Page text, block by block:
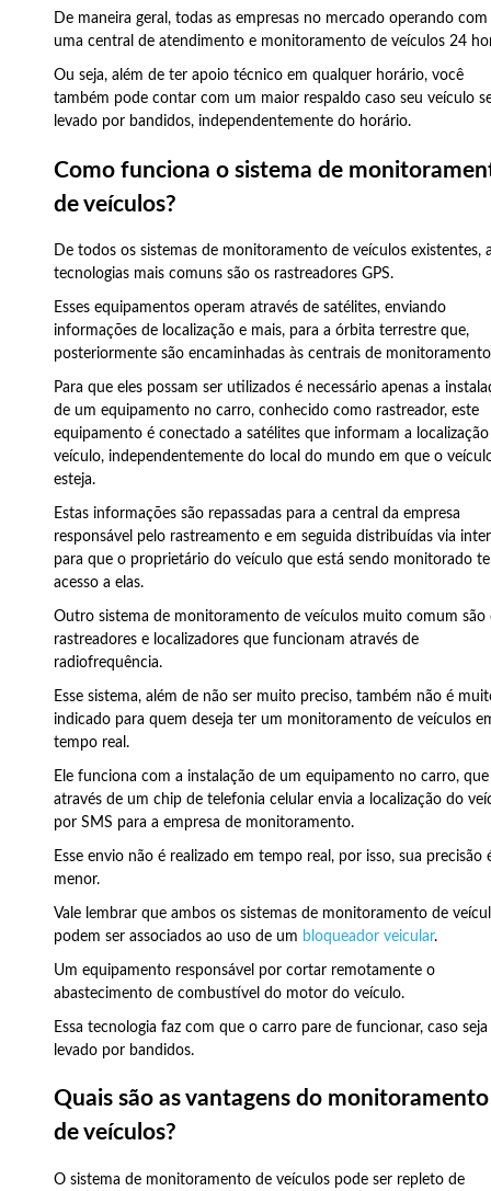
De maneira geral, todas as empresas no mercado operando com
uma central de atendimento e monitoramento de veículos 24
Ou seja, além de ter apoio técnico em qualquer horário, você
também pode contar com um maior respaldo caso seu veículo
levado por bandidos, independentemente do horário.
Como funciona o sistema de
de veículos?
De todos os sistemas de monitoramento de veículos existentes,
tecnologias mais comuns são os rastreadores GPS.
Esses equipamentos operam através de satélites, enviando
informações de localização e mais, para a órbita terrestre que,
posteriormente são encaminhadas às centrais de
Para que eles possam ser utilizados é necessário apenas a
de um equipamento no carro, conhecido como rastreador, este
equipamento é conectado a satélites que informam a
veículo, independentemente do local do mundo em que o
esteja.
Estas informações são repassadas para a central da empresa
responsável pelo rastreamento e em seguida distribuídas via
para que o proprietário do veículo que está sendo monitorado
acesso a elas.
Outro sistema de monitoramento de veículos muito comum são
rastreadores e localizadores que funcionam através de
radiofrequência.
Esse sistema, além de não ser muito preciso, também não é
indicado para quem deseja ter um monitoramento de veículos
tempo real.
Ele funciona com a instalação de um equipamento no carro, que
através de um chip de telefonia celular envia a localização do
por SMS para a empresa de monitoramento.
Esse envio não é realizado em tempo real, por isso, sua precisão
menor.
Vale lembrar que ambos os sistemas de monitoramento de
podem ser associados ao uso de um bloqueador veicular.
Um equipamento responsável por cortar remotamente o
abastecimento de combustível do motor do veículo.
Essa tecnologia faz com que o carro pare de funcionar, caso seja
levado por bandidos.
Quais são as vantagens do monitoramento
de veículos?
O sistema de monitoramento de veículos pode ser repleto de